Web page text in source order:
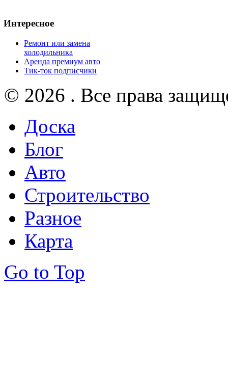
Интересное
Ремонт или замена
холодильника
Аренда премиум авто
Тик-ток подписчики
© 2026 . Все права
Доска
Блог
Авто
Строительство
Разное
Карта
Go to Top